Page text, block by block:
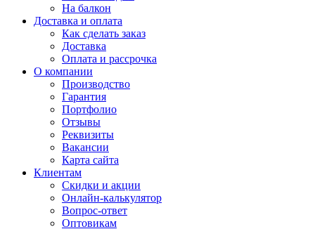
На балкон
Доставка и оплата
Как сделать заказ
Доставка
Оплата и рассрочка
О компании
Производство
Гарантия
Портфолио
Отзывы
Реквизиты
Вакансии
Карта сайта
Клиентам
Скидки и акции
Онлайн-калькулятор
Вопрос-ответ
Оптовикам